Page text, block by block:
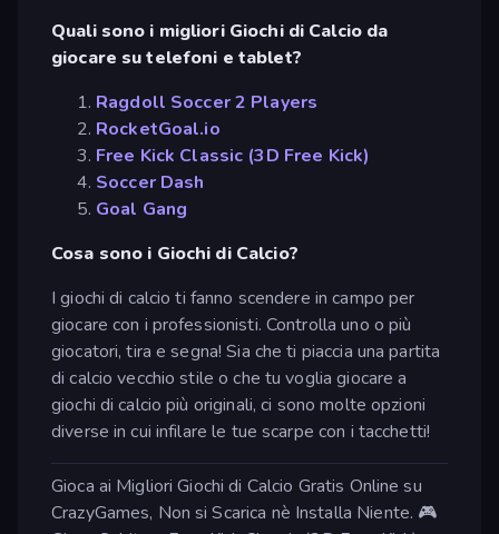
Quali sono i migliori Giochi di Calcio da
giocare su telefoni e tablet?
Ragdoll Soccer 2 Players
RocketGoal.io
Free Kick Classic (3D Free Kick)
Soccer Dash
Goal Gang
Cosa sono i Giochi di Calcio?
I giochi di calcio ti fanno scendere in campo per
giocare con i professionisti. Controlla uno o più
giocatori, tira e segna! Sia che ti piaccia una partita
di calcio vecchio stile o che tu voglia giocare a
giochi di calcio più originali, ci sono molte opzioni
diverse in cui infilare le tue scarpe con i tacchetti!
Gioca ai Migliori Giochi di Calcio Gratis Online su
CrazyGames, Non si Scarica nè Installa Niente. 🎮